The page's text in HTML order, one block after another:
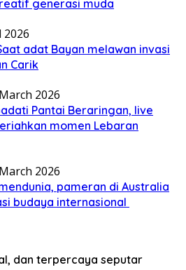
generasi muda
2026
adat Bayan melawan invasi
Carik
2026
Pantai Beraringan, live
momen Lebaran
2026
pameran di Australia
budaya internasional
dan terpercaya seputar